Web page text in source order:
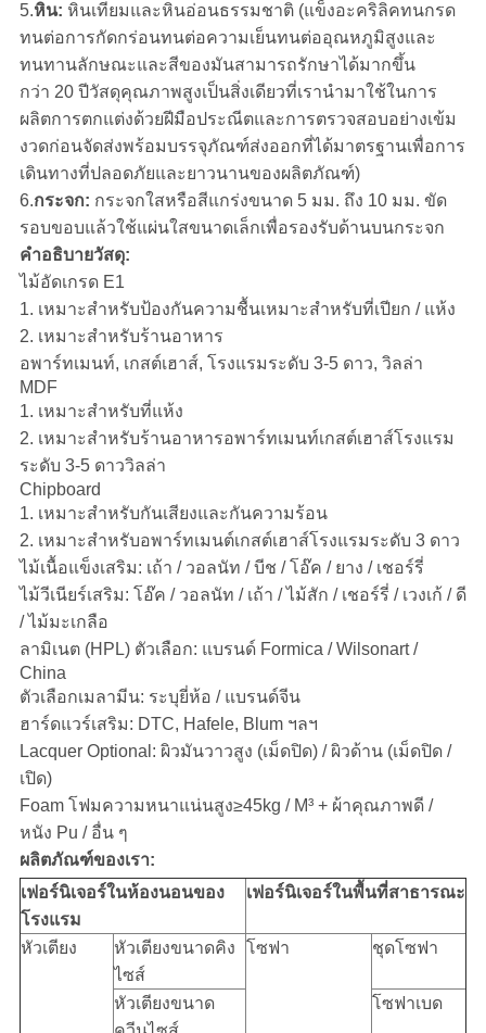
5.หิน: หินเทียมและหินอ่อนธรรมชาติ (แข็งอะคริลิคทนกรด
ทนต่อการกัดกร่อนทนต่อความเย็นทนต่ออุณหภูมิสูงและ
ทนทานลักษณะและสีของมันสามารถรักษาได้มากขึ้น
กว่า 20 ปีวัสดุคุณภาพสูงเป็นสิ่งเดียวที่เรานำมาใช้ในการ
ผลิตการตกแต่งด้วยฝีมือประณีตและการตรวจสอบอย่างเข้ม
งวดก่อนจัดส่งพร้อมบรรจุภัณฑ์ส่งออกที่ได้มาตรฐานเพื่อการ
เดินทางที่ปลอดภัยและยาวนานของผลิตภัณฑ์)
6.กระจก: กระจกใสหรือสีแกร่งขนาด 5 มม. ถึง 10 มม. ขัด
รอบขอบแล้วใช้แผ่นใสขนาดเล็กเพื่อรองรับด้านบนกระจก
คำอธิบายวัสดุ:
ไม้อัดเกรด E1
1. เหมาะสำหรับป้องกันความชื้นเหมาะสำหรับที่เปียก / แห้ง
2. เหมาะสำหรับร้านอาหาร
อพาร์ทเมนท์, เกสต์เฮาส์, โรงแรมระดับ 3-5 ดาว, วิลล่า
MDF
1. เหมาะสำหรับที่แห้ง
2. เหมาะสำหรับร้านอาหารอพาร์ทเมนท์เกสต์เฮาส์โรงแรม
ระดับ 3-5 ดาววิลล่า
Chipboard
1. เหมาะสำหรับกันเสียงและกันความร้อน
2. เหมาะสำหรับอพาร์ทเมนต์เกสต์เฮาส์โรงแรมระดับ 3 ดาว
ไม้เนื้อแข็งเสริม: เถ้า / วอลนัท / บีช / โอ๊ค / ยาง / เชอร์รี่
ไม้วีเนียร์เสริม: โอ๊ค / วอลนัท / เถ้า / ไม้สัก / เชอร์รี่ / เวงเก้ / ดี
/ ไม้มะเกลือ
ลามิเนต (HPL) ตัวเลือก: แบรนด์ Formica / Wilsonart /
China
ตัวเลือกเมลามีน: ระบุยี่ห้อ / แบรนด์จีน
ฮาร์ดแวร์เสริม: DTC, Hafele, Blum ฯลฯ
Lacquer Optional: ผิวมันวาวสูง (เม็ดปิด) / ผิวด้าน (เม็ดปิด /
เปิด)
Foam โฟมความหนาแน่นสูง≥45kg / M³ + ผ้าคุณภาพดี /
หนัง Pu / อื่น ๆ
ผลิตภัณฑ์ของเรา:
เฟอร์นิเจอร์ในห้องนอนของ
โรงแรม
เฟอร์นิเจอร์ในพื้นที่สาธารณะ
หัวเตียง
หัวเตียงขนาดคิง
ไซส์
โซฟา ชุดโซฟา
หัวเตียงขนาด
โซฟาเบด